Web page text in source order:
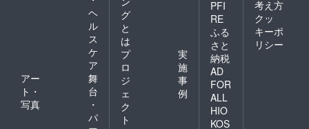
ヘ
ル
ス
ケ
ア
アー
ト・
写真
舞
台
・
パ
グ
と
は
プ
ロ
ジ
ェ
ク
ト
実
施
事
例
PFI
RE
ふる
さと
納税
AD
FOR
ALL
HIO
KOS
考え方
クッ
キーポ
リシー